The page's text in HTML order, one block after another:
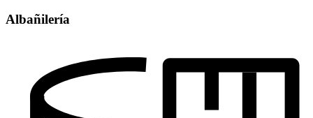
Albañilería